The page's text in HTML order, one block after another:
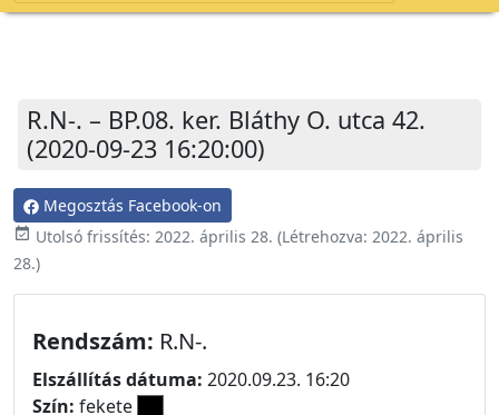
R.N-. – BP.08. ker. Bláthy O. utca 42.
(2020-09-23 16:20:00)
Megosztás Facebook-on
event_available Utolsó frissítés: 2022. április 28. (Létrehozva: 2022. április
28.)
Rendszám: R.N-.
Elszállítás dátuma: 2020.09.23. 16:20
Szín: fekete